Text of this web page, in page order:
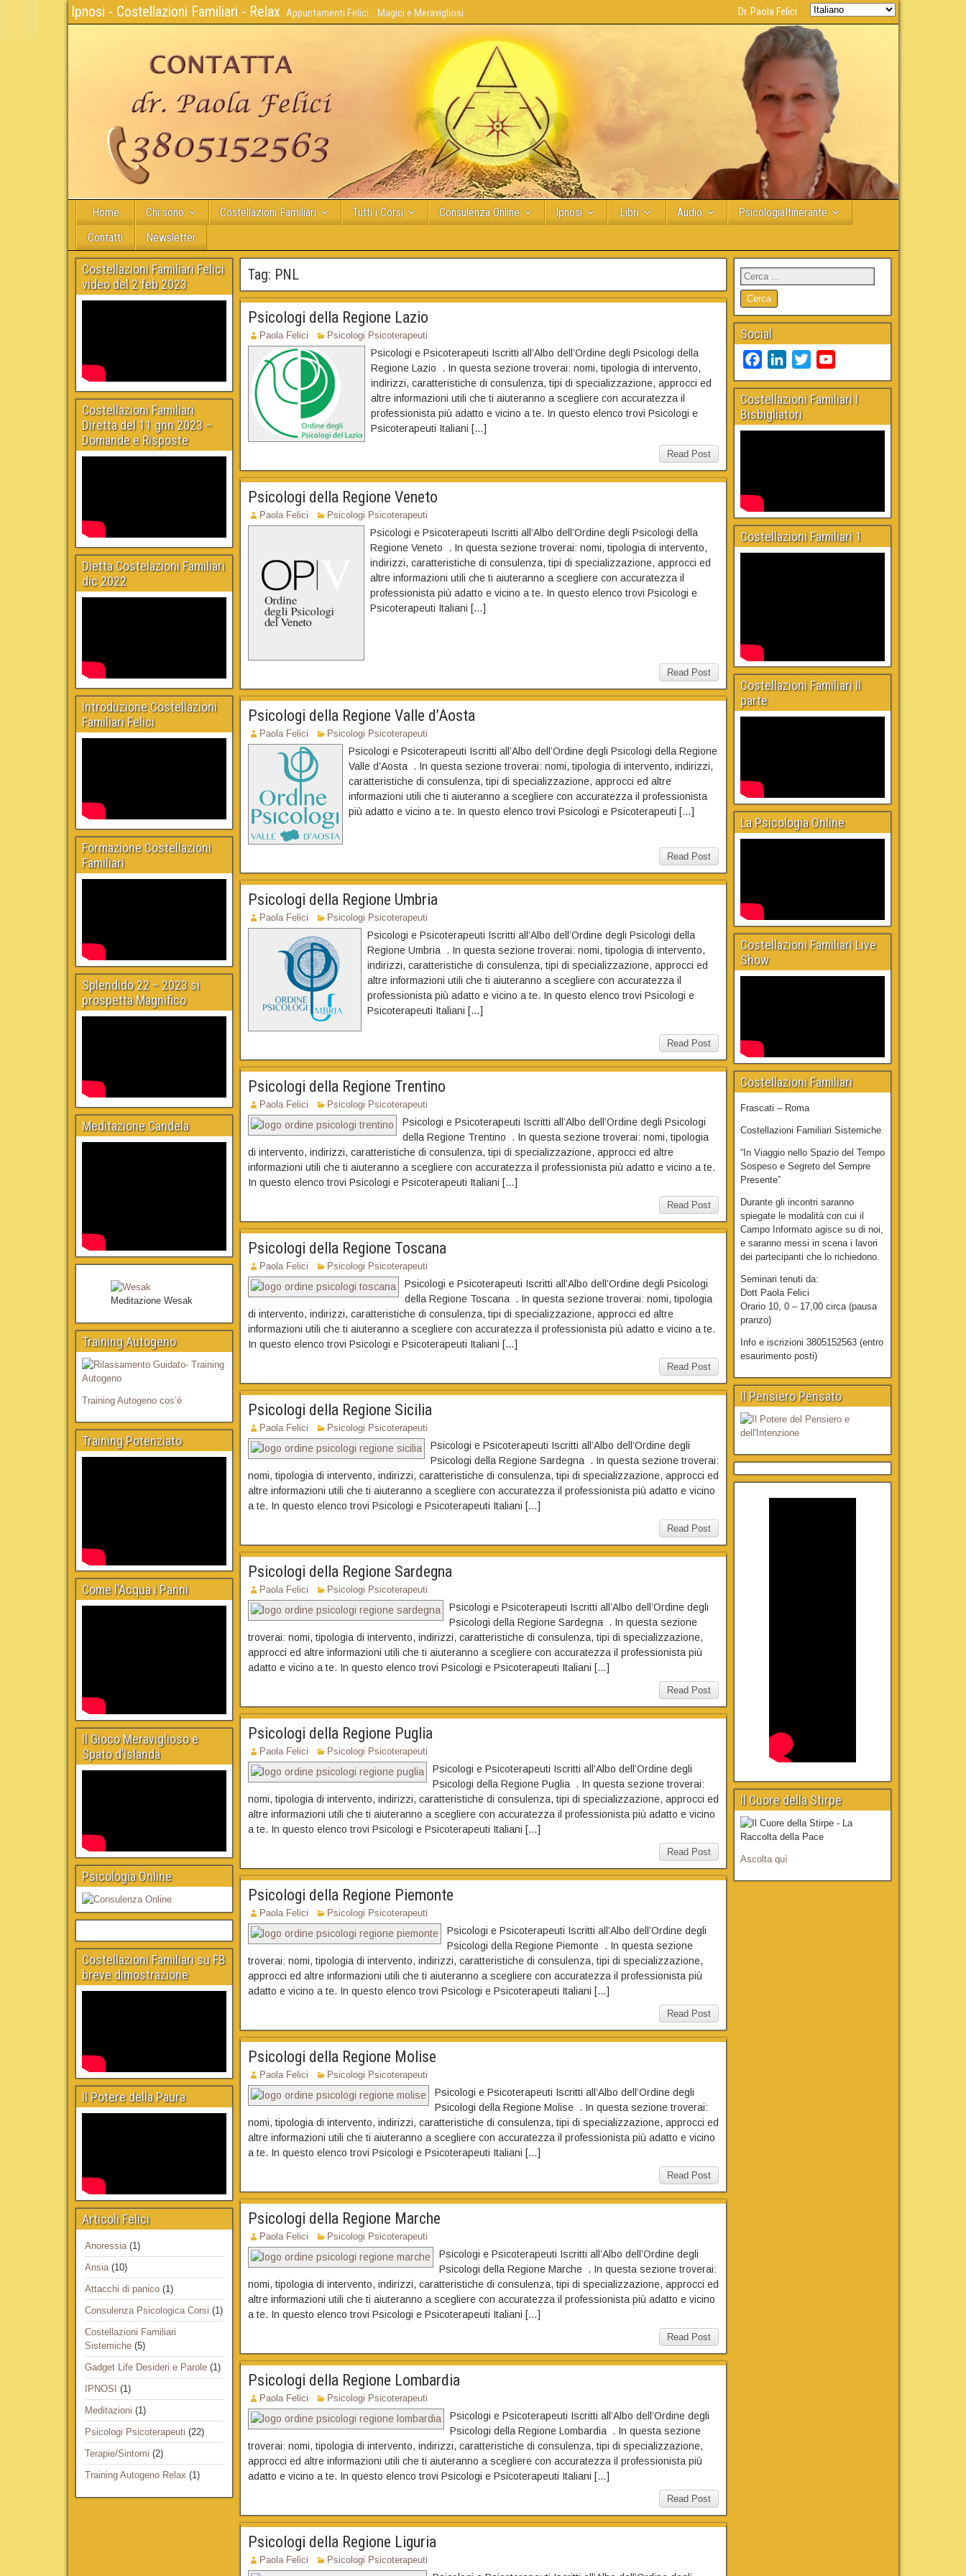
Ipnosi - Costellazioni Familiari - Relax Appuntamenti Felici... Magici e Meravigliosi Dr. Paola Felici
Home Chi sono Costellazioni Familiari Tutti i Corsi Consulenza Online Ipnosi Libri Audio
PsicologiaItinerante
Contatti
Newsletter
Tag: PNL
Psicologi della Regione Lazio
Paola Felici Psicologi Psicoterapeuti
Psicologi e Psicoterapeuti Iscritti all’Albo dell’Ordine degli Psicologi della
Regione Lazio . In questa sezione troverai: nomi, tipologia di intervento,
indirizzi, caratteristiche di consulenza, tipi di specializzazione, approcci ed
altre informazioni utili che ti aiuteranno a scegliere con accuratezza il
professionista più adatto e vicino a te. In questo elenco trovi Psicologi e
Psicoterapeuti Italiani […]
Read Post
Psicologi della Regione Veneto
Paola Felici Psicologi Psicoterapeuti
Psicologi e Psicoterapeuti Iscritti all’Albo dell’Ordine degli Psicologi della
Regione Veneto . In questa sezione troverai: nomi, tipologia di intervento,
indirizzi, caratteristiche di consulenza, tipi di specializzazione, approcci ed
altre informazioni utili che ti aiuteranno a scegliere con accuratezza il
professionista più adatto e vicino a te. In questo elenco trovi Psicologi e
Psicoterapeuti Italiani […]
Read Post
Psicologi della Regione Valle d’Aosta
Paola Felici Psicologi Psicoterapeuti
Psicologi e Psicoterapeuti Iscritti all’Albo dell’Ordine degli Psicologi della Regione
Valle d’Aosta . In questa sezione troverai: nomi, tipologia di intervento, indirizzi,
caratteristiche di consulenza, tipi di specializzazione, approcci ed altre
informazioni utili che ti aiuteranno a scegliere con accuratezza il professionista
più adatto e vicino a te. In questo elenco trovi Psicologi e Psicoterapeuti […]
Read Post
Psicologi della Regione Umbria
Paola Felici Psicologi Psicoterapeuti
Psicologi e Psicoterapeuti Iscritti all’Albo dell’Ordine degli Psicologi della
Regione Umbria . In questa sezione troverai: nomi, tipologia di intervento,
indirizzi, caratteristiche di consulenza, tipi di specializzazione, approcci ed
altre informazioni utili che ti aiuteranno a scegliere con accuratezza il
professionista più adatto e vicino a te. In questo elenco trovi Psicologi e
Psicoterapeuti Italiani […]
Read Post
Psicologi della Regione Trentino
Paola Felici Psicologi Psicoterapeuti
Psicologi e Psicoterapeuti Iscritti all’Albo dell’Ordine degli Psicologi
della Regione Trentino . In questa sezione troverai: nomi, tipologia
di intervento, indirizzi, caratteristiche di consulenza, tipi di specializzazione, approcci ed altre
informazioni utili che ti aiuteranno a scegliere con accuratezza il professionista più adatto e vicino a te.
In questo elenco trovi Psicologi e Psicoterapeuti Italiani […]
Read Post
Psicologi della Regione Toscana
Paola Felici Psicologi Psicoterapeuti
Psicologi e Psicoterapeuti Iscritti all’Albo dell’Ordine degli Psicologi
della Regione Toscana . In questa sezione troverai: nomi, tipologia
di intervento, indirizzi, caratteristiche di consulenza, tipi di specializzazione, approcci ed altre
informazioni utili che ti aiuteranno a scegliere con accuratezza il professionista più adatto e vicino a te.
In questo elenco trovi Psicologi e Psicoterapeuti Italiani […]
Read Post
Psicologi della Regione Sicilia
Paola Felici Psicologi Psicoterapeuti
Psicologi e Psicoterapeuti Iscritti all’Albo dell’Ordine degli
Psicologi della Regione Sardegna . In questa sezione troverai:
nomi, tipologia di intervento, indirizzi, caratteristiche di consulenza, tipi di specializzazione, approcci ed
altre informazioni utili che ti aiuteranno a scegliere con accuratezza il professionista più adatto e vicino
a te. In questo elenco trovi Psicologi e Psicoterapeuti Italiani […]
Read Post
Psicologi della Regione Sardegna
Paola Felici Psicologi Psicoterapeuti
Psicologi e Psicoterapeuti Iscritti all’Albo dell’Ordine degli
Psicologi della Regione Sardegna . In questa sezione
troverai: nomi, tipologia di intervento, indirizzi, caratteristiche di consulenza, tipi di specializzazione,
approcci ed altre informazioni utili che ti aiuteranno a scegliere con accuratezza il professionista più
adatto e vicino a te. In questo elenco trovi Psicologi e Psicoterapeuti Italiani […]
Read Post
Psicologi della Regione Puglia
Paola Felici Psicologi Psicoterapeuti
Psicologi e Psicoterapeuti Iscritti all’Albo dell’Ordine degli
Psicologi della Regione Puglia . In questa sezione troverai:
nomi, tipologia di intervento, indirizzi, caratteristiche di consulenza, tipi di specializzazione, approcci ed
altre informazioni utili che ti aiuteranno a scegliere con accuratezza il professionista più adatto e vicino
a te. In questo elenco trovi Psicologi e Psicoterapeuti Italiani […]
Read Post
Psicologi della Regione Piemonte
Paola Felici Psicologi Psicoterapeuti
Psicologi e Psicoterapeuti Iscritti all’Albo dell’Ordine degli
Psicologi della Regione Piemonte . In questa sezione
troverai: nomi, tipologia di intervento, indirizzi, caratteristiche di consulenza, tipi di specializzazione,
approcci ed altre informazioni utili che ti aiuteranno a scegliere con accuratezza il professionista più
adatto e vicino a te. In questo elenco trovi Psicologi e Psicoterapeuti Italiani […]
Read Post
Psicologi della Regione Molise
Paola Felici Psicologi Psicoterapeuti
Psicologi e Psicoterapeuti Iscritti all’Albo dell’Ordine degli
Psicologi della Regione Molise . In questa sezione troverai:
nomi, tipologia di intervento, indirizzi, caratteristiche di consulenza, tipi di specializzazione, approcci ed
altre informazioni utili che ti aiuteranno a scegliere con accuratezza il professionista più adatto e vicino
a te. In questo elenco trovi Psicologi e Psicoterapeuti Italiani […]
Read Post
Psicologi della Regione Marche
Paola Felici Psicologi Psicoterapeuti
Psicologi e Psicoterapeuti Iscritti all’Albo dell’Ordine degli
Psicologi della Regione Marche . In questa sezione troverai:
nomi, tipologia di intervento, indirizzi, caratteristiche di consulenza, tipi di specializzazione, approcci ed
altre informazioni utili che ti aiuteranno a scegliere con accuratezza il professionista più adatto e vicino
a te. In questo elenco trovi Psicologi e Psicoterapeuti Italiani […]
Read Post
Psicologi della Regione Lombardia
Paola Felici Psicologi Psicoterapeuti
Psicologi e Psicoterapeuti Iscritti all’Albo dell’Ordine degli
Psicologi della Regione Lombardia . In questa sezione
troverai: nomi, tipologia di intervento, indirizzi, caratteristiche di consulenza, tipi di specializzazione,
approcci ed altre informazioni utili che ti aiuteranno a scegliere con accuratezza il professionista più
adatto e vicino a te. In questo elenco trovi Psicologi e Psicoterapeuti Italiani […]
Read Post
Psicologi della Regione Liguria
Paola Felici Psicologi Psicoterapeuti
Costellazioni Familiari Felici
video del 2 feb 2023
Costellazioni Familiari
Diretta del 11 gnn 2023 –
Domande e Risposte
Dietta Costelazioni Familiari
dic 2022
Introduzione Costellazioni
Familiari Felici
Formazione Costellazioni
Familiari
Splendido 22 – 2023 si
prospetta Magnifico
Meditazione Candela
Meditazione Wesak
Training Autogeno
Training Autogeno cos’è
Training Potenziato
Come l’Acqua i Panni
Il Gioco Meraviglioso e
Spato d’Islanda
Psicologia Online
Costellazioni Familiari su FB
breve dimostrazione
Il Potere della Paura
Articoli Felici
Anoressia(1)
Ansia(10)
Attacchi di panico(1)
Consulenza Psicologica Corsi (1)
Costellazioni Familiari
Sistemiche(5)
Gadget Life Desideri e Parole(1)
IPNOSI (1)
Meditazioni (1)
Psicologi Psicoterapeuti (22)
Terapie/Sintomi (2)
Training Autogeno Relax (1)
Social
a
c
e
b
i
n
k
e
w
i
t
o
u
u
a
n
Costellazioni Familiari I
Bisbigliatori
Costellazioni Familiari 1
Costellazioni Familiari II
parte
La Psicologia Online
Costellazioni Familiari Live
Show
Costellazioni Familiari
Frascati – Roma
Costellazioni Familiari Sistemiche
“In Viaggio nello Spazio del Tempo
Sospeso e Segreto del Sempre
Presente”
Durante gli incontri saranno
spiegate le modalità con cui il
Campo Informato agisce su di noi,
e saranno messi in scena i lavori
dei partecipanti che lo richiedono.
Seminari tenuti da:
Dott Paola Felici
Orario 10, 0 – 17,00 circa (pausa
pranzo)
Info e iscrizioni 3805152563 (entro
esaurimento posti)
Il Pensiero Pensato
Il Cuore della Stirpe
Ascolta quì